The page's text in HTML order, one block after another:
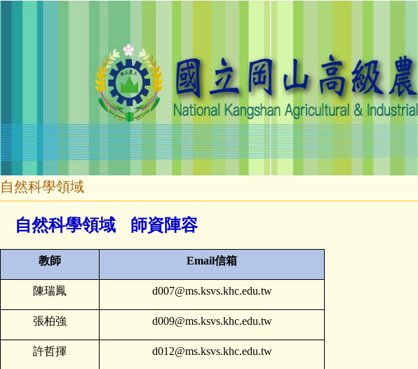
自然科學領域
自然科學領域 師資陣容
教師 Email信箱
陳瑞鳳 d007@ms.ksvs.khc.edu.tw
張柏強 d009@ms.ksvs.khc.edu.tw
許哲揮 d012@ms.ksvs.khc.edu.tw